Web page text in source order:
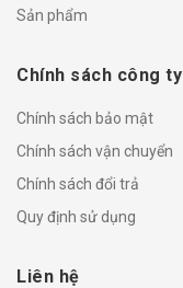
Sản phẩm
Chính sách công ty
Chính sách bảo mật
Chính sách vận chuyển
Chính sách đổi trả
Quy định sử dụng
Liên hệ